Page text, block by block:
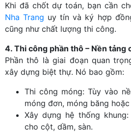
Khi đã chốt dự toán, bạn cần
Nha Trang uy tín và ký hợp
cũng như chất lượng thi công.
4. Thi công phần thô – Nền tảng
Phần thô là giai đoạn quan
xây dựng biệt thự. Nó bao gồm:
Thi công móng: Tùy vào
móng đơn, móng băng
Xây dựng hệ thống
cho cột, dầm, sàn.